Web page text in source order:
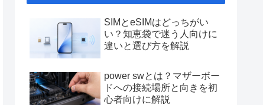
SIMとeSIMはどっちがい
い？知恵袋で迷う人向けに
違いと選び方を解説
power swとは？マザーボー
ドへの接続場所と向きを初
心者向けに解説